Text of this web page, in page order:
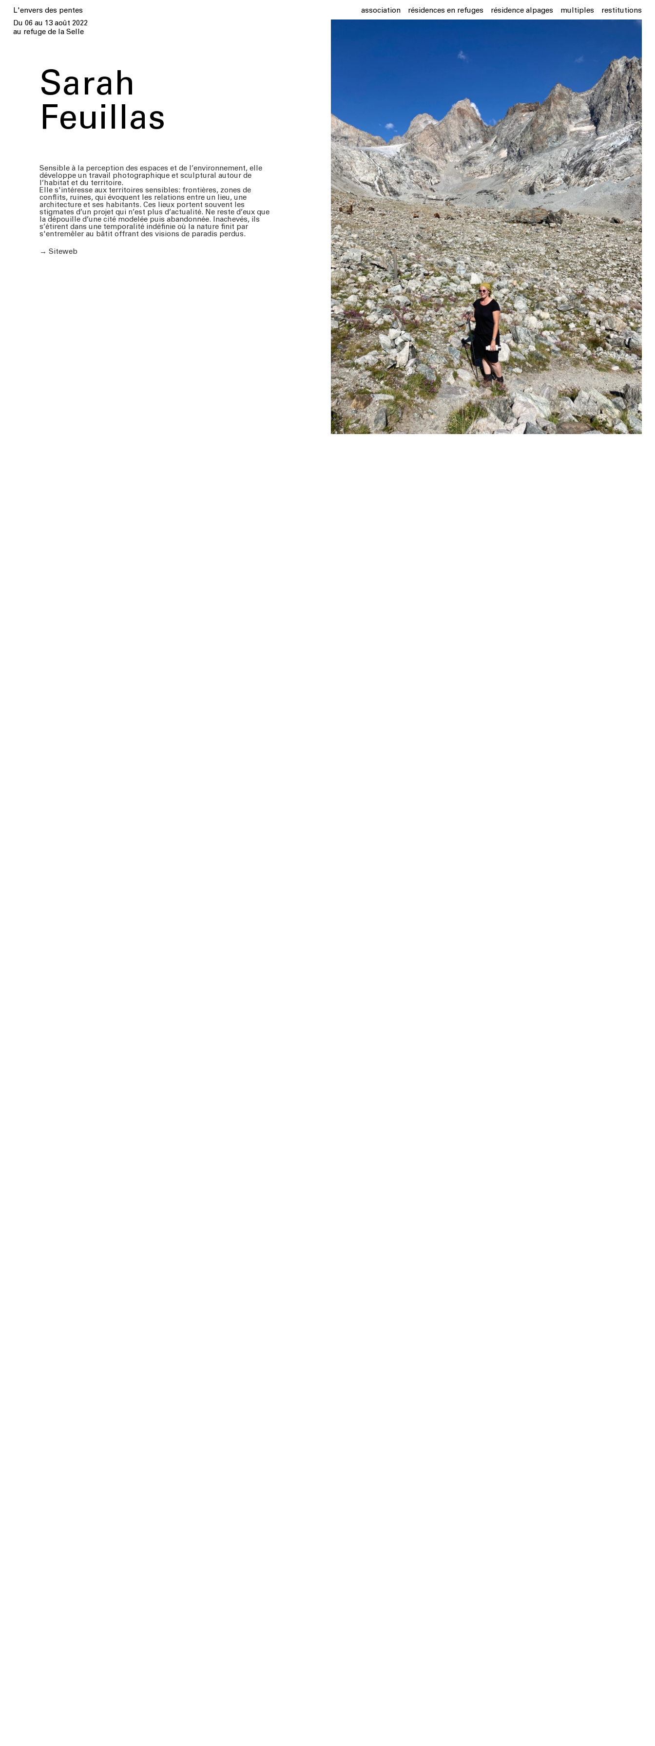
L'envers des pentes association résidences en refuges résidence alpages multiples
restitutions
Du 06 au 13 août 2022
au refuge de la Selle
Sarah
Feuillas
Sensible à la perception des espaces et de l’environnement, elle
développe un travail photographique et sculptural autour de
l’habitat et du territoire.
Elle s'intéresse aux territoires sensibles: frontières, zones de
conflits, ruines, qui évoquent les relations entre un lieu, une
architecture et ses habitants. Ces lieux portent souvent les
stigmates d’un projet qui n’est plus d’actualité. Ne reste d’eux que
la dépouille d’une cité modelée puis abandonnée. Inachevés, ils
s’étirent dans une temporalité indéfinie où la nature finit par
s'entremêler au bâtit offrant des visions de paradis perdus.
→Siteweb